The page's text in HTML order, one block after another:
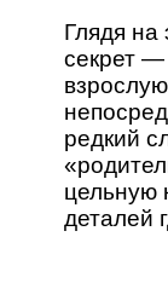
Глядя
секрет —
редкий
цельную
деталей